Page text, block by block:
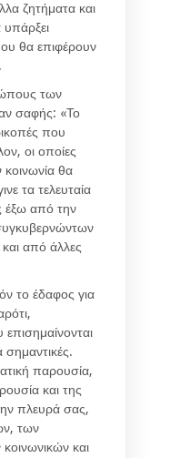
ζητήματα και
υπάρξει
θα επιφέρουν
των
σαφής: «Το
που
οι οποίες
κοινωνία θα
τα τελευταία
έξω από την
από άλλες
το έδαφος για
σημαντικές.
παρουσία,
και της
πλευρά σας,
των
και